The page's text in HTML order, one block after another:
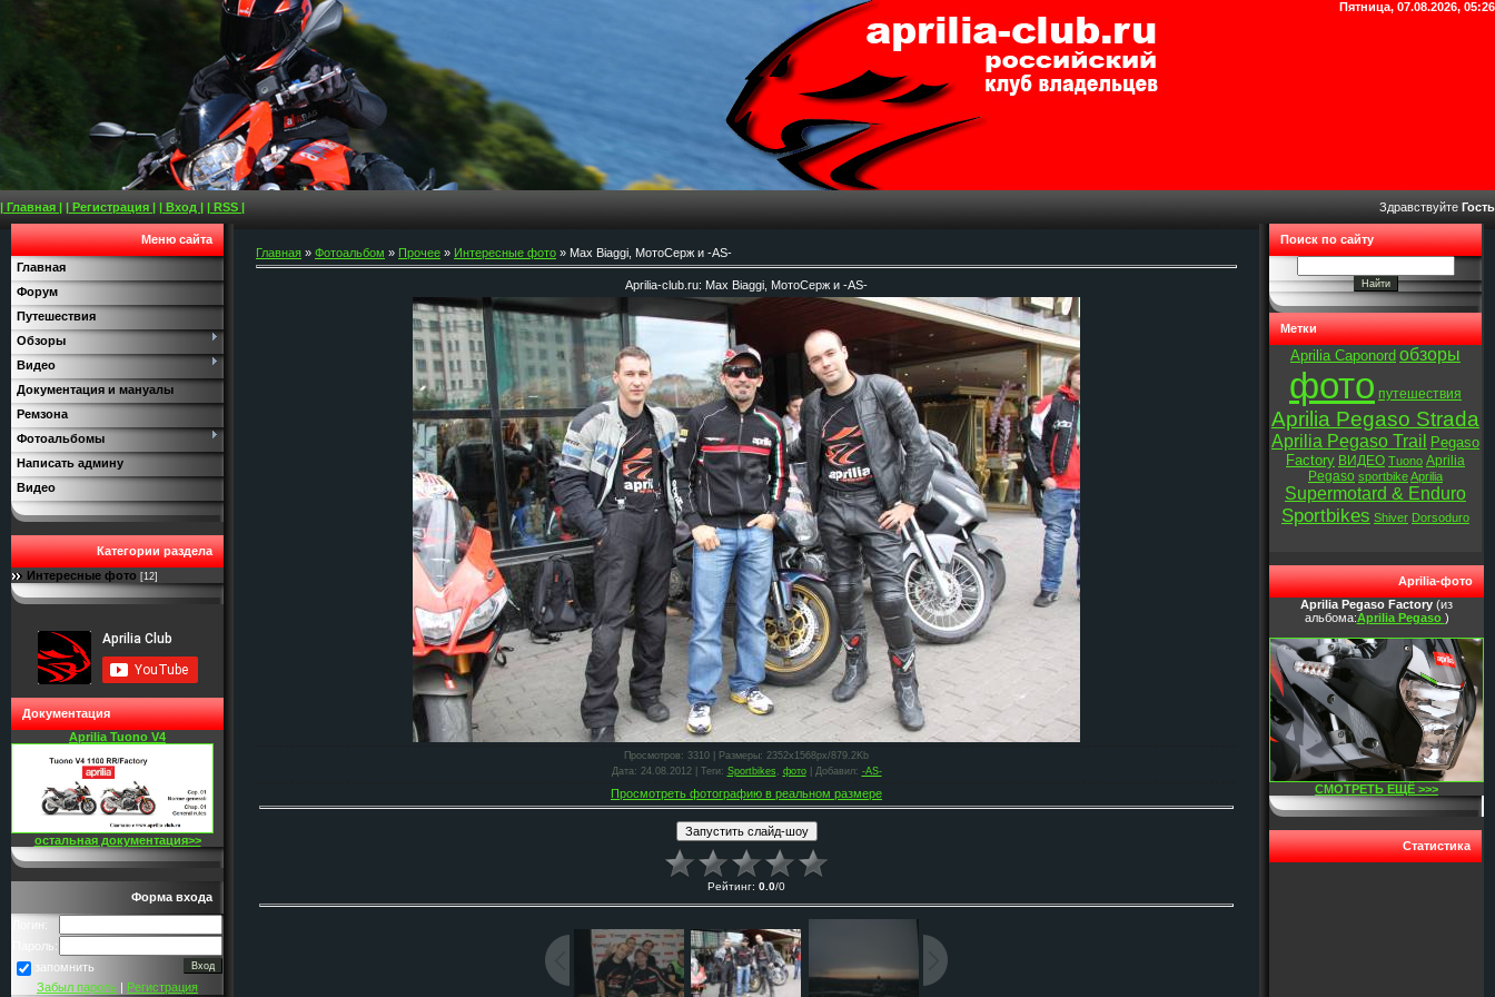
Пятница, 07.08.2026, 05:26
| Главная | | Регистрация | | Вход | | RSS | Здравствуйте Гость
Меню сайта
Главная
Форум
Путешествия
Обзоры
Видео
Документация и мануалы
Ремзона
Фотоальбомы
Написать админу
Видео
Категории раздела
Интересные фото [12]
Документация
Aprilia Tuono V4
остальная документация>>
Форма входа
Логин:
Пароль:
запомнить
Забыл пароль | Регистрация
Главная » Фотоальбом » Прочее » Интересные фото » Max Biaggi, МотоСерж и -AS-
Aprilia-club.ru: Max Biaggi, МотоСерж и -AS-
Просмотров: 3310 | Размеры: 2352x1568px/879.2Kb
Дата : 24.08.2012 | Теги: Sportbikes фото| Добавил: -AS-
Просмотреть фотографию в реальном размере
Рейтинг: 0.0/0
Поиск по сайту
Метки
Aprilia Caponord обзоры
фото путешествия
Aprilia Pegaso Strada
Aprilia Pegaso Trail
Pegaso
Factory ВИДЕО Tuono Aprilia
Pegaso sportbikeAprilia
Supermotard & Enduro
Sportbikes Shiver Dorsoduro
Aprilia-фото
Aprilia Pegaso Factory (из
альбома:Aprilia Pegaso )
СМОТРЕТЬ ЕЩЁ >>>
Статистика